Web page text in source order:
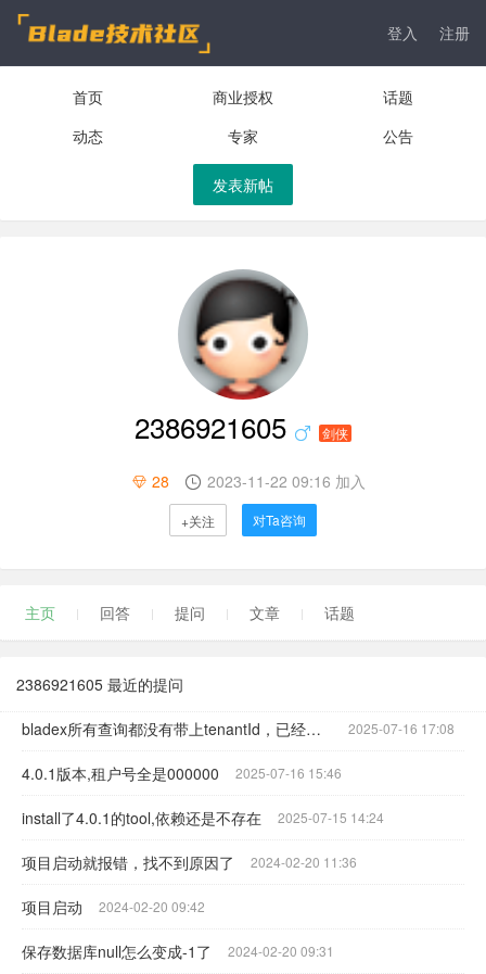
登入 注册
首页 商业授权
话题
动态
专家 公告
发表新帖
2386921605 剑侠
28 2023-11-22 09:16 加入
+关注 对Ta咨询
主页 回答 提问 文章 话题
2386921605 最近的提问
bladex所有查询都没有带上tenantId，已经开启了多租户模式 2025-07-16 17:08
4.0.1版本,租户号全是000000 2025-07-16 15:46
install了4.0.1的tool,依赖还是不存在 2025-07-15 14:24
项目启动就报错，找不到原因了 2024-02-20 11:36
项目启动 2024-02-20 09:42
保存数据库null怎么变成-1了 2024-02-20 09:31